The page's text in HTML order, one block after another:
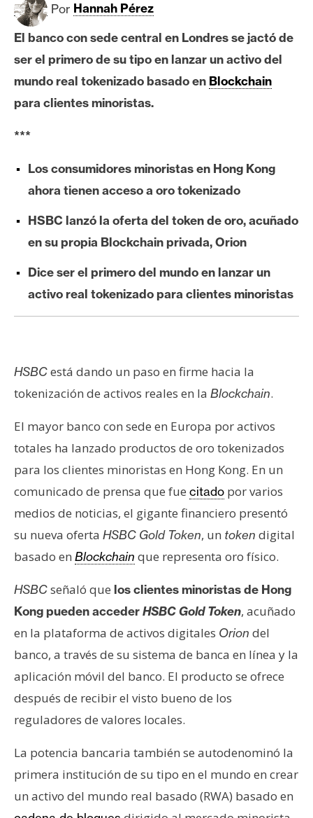
i
t
o
i
n
t
h
r
e
m
I
A
á
s
i
s
N
t
a
s
e
P
r
e
s
a
Por Hannah Pérez
El banco con sede central en Londres se jactó de
ser el primero de su tipo en lanzar un activo del
mundo real tokenizado basado en Blockchain
para clientes minoristas.
***
Los consumidores minoristas en Hong Kong
ahora tienen acceso a oro tokenizado
HSBC lanzó la oferta del token de oro, acuñado
en su propia Blockchain privada, Orion
Dice ser el primero del mundo en lanzar un
activo real tokenizado para clientes minoristas
HSBCestá dando un paso en firme hacia la
tokenización de activos reales en la Blockchain.
El mayor banco con sede en Europa por activos
totales ha lanzado productos de oro tokenizados
para los clientes minoristas en Hong Kong. En un
comunicado de prensa que fue citado por varios
medios de noticias, el gigante financiero presentó
su nueva oferta HSBC Gold Token, un token digital
basado en Blockchain que representa oro físico.
HSBCseñaló que los clientes minoristas de Hong
Kong pueden accederHSBC Gold Token, acuñado
en la plataforma de activos digitales Orion del
banco, a través de su sistema de banca en línea y la
aplicación móvil del banco. El producto se ofrece
después de recibir el visto bueno de los
reguladores de valores locales.
La potencia bancaria también se autodenominó la
primera institución de su tipo en el mundo en crear
un activo del mundo real basado (RWA) basado en